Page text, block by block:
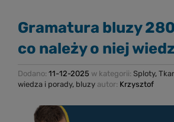
Gramatura bluzy
co należy o niej
Dodano: 11-12-2025 w kategorii: Sploty,
wiedza i porady, bluzy autor: Krzysztof